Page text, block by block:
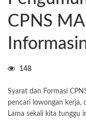
CPNS
148
Syarat dan Formasi
pencari lowongan kerja,
Lama sekali kita tunggu